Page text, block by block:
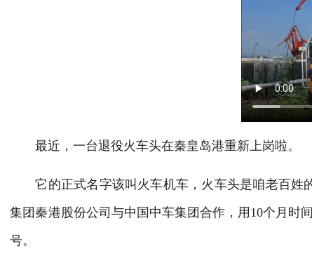
最近，一台退役火车头在秦皇岛港重新上岗啦。
它的正式名字该叫火车机车，火车头是咱老百姓
集团秦港股份公司与中国中车集团合作，用10个月
号。